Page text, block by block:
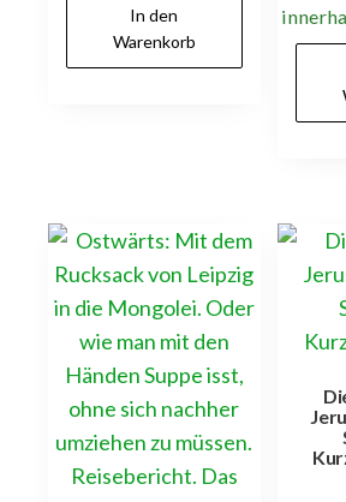
In den
Warenkorb